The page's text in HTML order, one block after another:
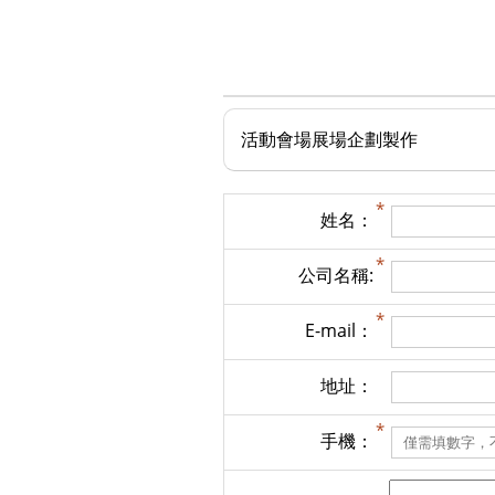
活動會場展場企劃製作
姓名：
公司名稱:
E-mail：
地址：
手機：